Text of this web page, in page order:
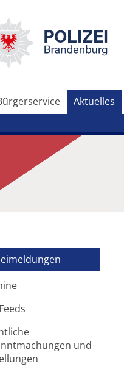
Aktuelles
und